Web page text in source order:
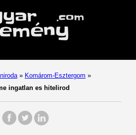
» Komárom-Esztergom »
ingatlan es hitelirod